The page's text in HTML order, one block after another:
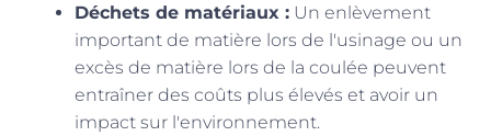
Déchets de matériaux : Un enlèvement
important de matière lors de l'usinage ou un
excès de matière lors de la coulée peuvent
entraîner des coûts plus élevés et avoir un
impact sur l'environnement.